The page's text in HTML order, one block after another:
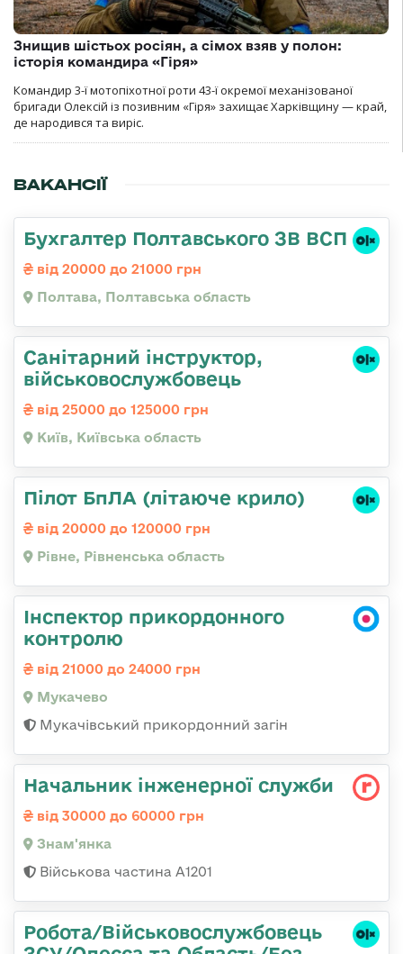
Знищив шістьох росіян, а сімох взяв у полон:
історія командира «Гіря»
Командир 3-ї мотопіхотної роти 43-ї окремої механізованої
бригади Олексій із позивним «Гіря» захищає Харківщину — край,
де народився та виріс.
ВАКАНСІЇ
Бухгалтер Полтавського ЗВ ВСП
від 20000 до 21000 грн
Полтава, Полтавська область
Санітарний інструктор,
військовослужбовець
від 25000 до 125000 грн
Київ, Київська область
Пілот БпЛА (літаюче крило)
від 20000 до 120000 грн
Рівне, Рівненська область
Інспектор прикордонного
контролю
від 21000 до 24000 грн
Мукачево
Мукачівський прикордонний загін
Начальник інженерної служби
від 30000 до 60000 грн
Знам'янка
Військова частина А1201
Робота/Військовослужбовець